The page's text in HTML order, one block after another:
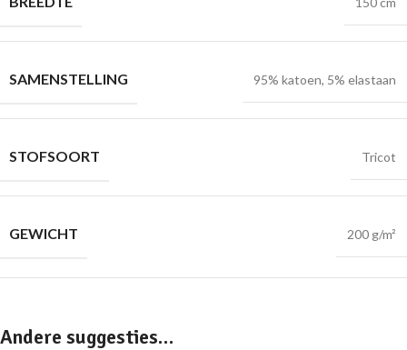
SAMENSTELLING 95% katoen, 5% elastaan
STOFSOORT Tricot
GEWICHT 200 g/m²
Andere suggesties…